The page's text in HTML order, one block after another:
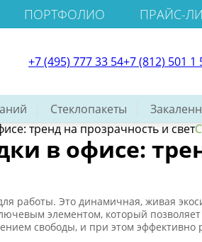
ПОРТФОЛИО ПРАЙС-
+7 (495) 777 33 54+7 (812) 501 1
Стеклопакеты
тренд на прозрачность и свет
в офисе:
работы. Это динамичная, живая
элементом, который
свободы, и при этом